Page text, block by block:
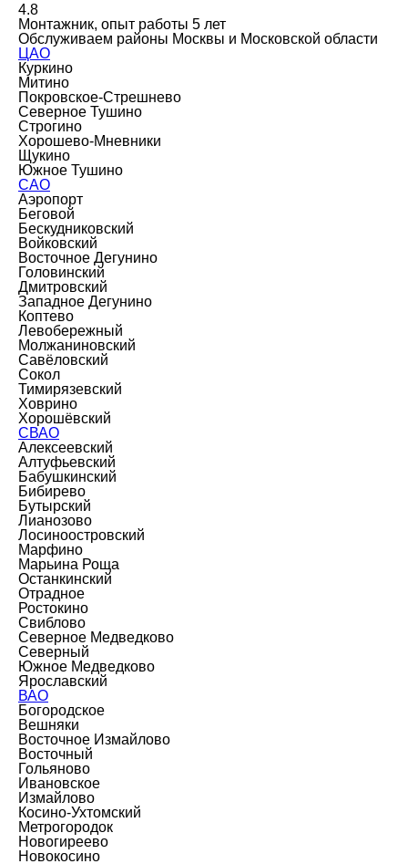
4.8
Монтажник, опыт работы 5 лет
Обслуживаем районы Москвы и Московской области
ЦАО
Куркино
Митино
Покровское-Стрешнево
Северное Тушино
Строгино
Хорошево-Мневники
Щукино
Южное Тушино
САО
Аэропорт
Беговой
Бескудниковский
Войковский
Восточное Дегунино
Головинский
Дмитровский
Западное Дегунино
Коптево
Левобережный
Молжаниновский
Савёловский
Сокол
Тимирязевский
Ховрино
Хорошёвский
СВАО
Алексеевский
Алтуфьевский
Бабушкинский
Бибирево
Бутырский
Лианозово
Лосиноостровский
Марфино
Марьина Роща
Останкинский
Отрадное
Ростокино
Свиблово
Северное Медведково
Северный
Южное Медведково
Ярославский
ВАО
Богородское
Вешняки
Восточное Измайлово
Восточный
Гольяново
Ивановское
Измайлово
Косино-Ухтомский
Метрогородок
Новогиреево
Новокосино